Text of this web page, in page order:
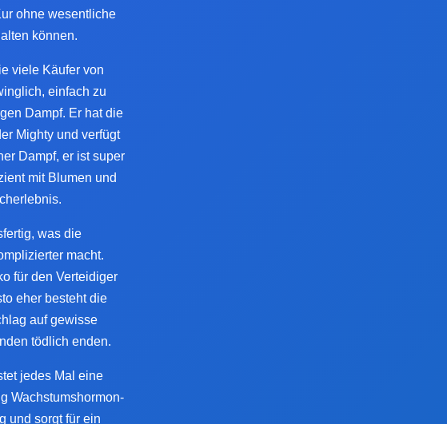
ohne wesentliche
können.
viele Käufer von
einfach zu
Dampf. Er hat die
Mighty und verfügt
Dampf, er ist super
mit Blumen und
was die
macht.
für den Verteidiger
eher besteht die
auf gewisse
tödlich enden.
jedes Mal eine
Wachstumshormon-
und sorgt für ein